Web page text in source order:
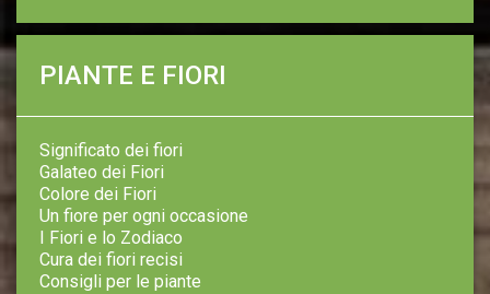
PIANTE E FIORI
Significato dei fiori
Galateo dei Fiori
Colore dei Fiori
Un fiore per ogni occasione
I Fiori e lo Zodiaco
Cura dei fiori recisi
Consigli per le piante